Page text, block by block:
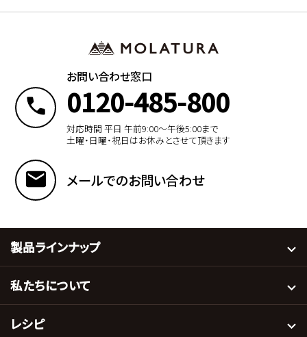
お問い合わせ窓口
0120-485-800
対応時間 平日 午前9:00〜午後5:00まで
土曜・日曜・祝日はお休みとさせて頂きます
メールでのお問い合わせ
製品ラインナップ
私たちについて
レシピ